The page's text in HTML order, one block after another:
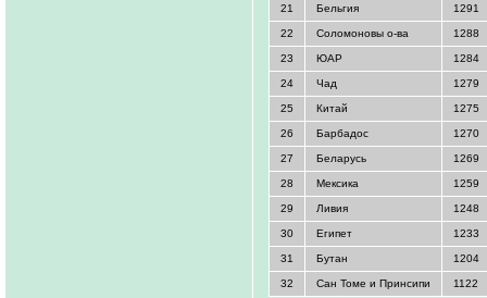
21 Бельгия 1291
22 Соломоновы о-ва 1288
23 ЮАР 1284
24 Чад 1279
25 Китай 1275
26 Барбадос 1270
27 Беларусь 1269
28 Мексика 1259
29 Ливия 1248
30 Египет 1233
31 Бутан 1204
32 Сан Томе и Принсипи 1122